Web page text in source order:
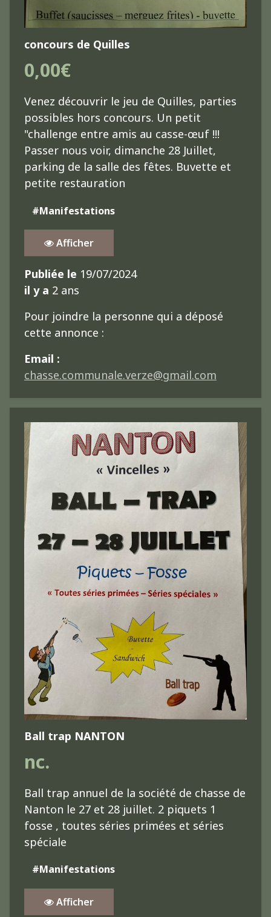
concours de Quilles
0,00€
Venez découvrir le jeu de Quilles, parties
possibles hors concours. Un petit
"challenge entre amis au casse-œuf !!!
Passer nous voir, dimanche 28 Juillet,
parking de la salle des fêtes. Buvette et
petite restauration
#Manifestations
Afficher
Publiée le 19/07/2024
il y a 2 ans
Pour joindre la personne qui a déposé
cette annonce :
Email :
chasse.communale.verze@gmail.com
Ball trap NANTON
nc.
Ball trap annuel de la société de chasse de
Nanton le 27 et 28 juillet. 2 piquets 1
fosse , toutes séries primées et séries
spéciale
#Manifestations
Afficher